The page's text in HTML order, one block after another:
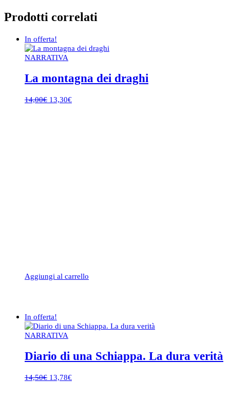
Prodotti correlati
In offerta!
NARRATIVA
La montagna dei draghi
14,00€ Il13,30€Il
Aggiungi al carrello
In offerta!
NARRATIVA
Diario di una Schiappa. La dura verità
14,50€ Il13,78€Il